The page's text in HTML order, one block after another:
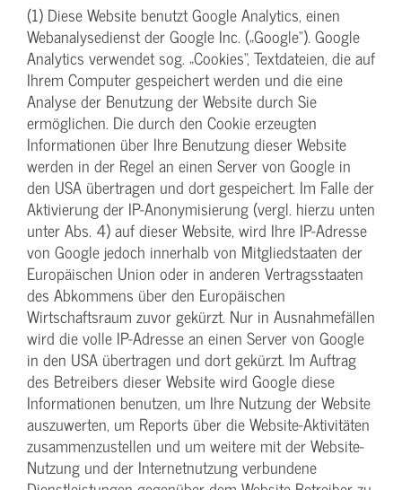
(1) Diese Website benutzt Google Analytics, einen
Webanalysedienst der Google Inc. („Google“). Google
Analytics verwendet sog. „Cookies“, Textdateien, die auf
Ihrem Computer gespeichert werden und die eine
Analyse der Benutzung der Website durch Sie
ermöglichen. Die durch den Cookie erzeugten
Informationen über Ihre Benutzung dieser Website
werden in der Regel an einen Server von Google in
den USA übertragen und dort gespeichert. Im Falle der
Aktivierung der IP-Anonymisierung (vergl. hierzu unten
unter Abs. 4) auf dieser Website, wird Ihre IP-Adresse
von Google jedoch innerhalb von Mitgliedstaaten der
Europäischen Union oder in anderen Vertragsstaaten
des Abkommens über den Europäischen
Wirtschaftsraum zuvor gekürzt. Nur in Ausnahmefällen
wird die volle IP-Adresse an einen Server von Google
in den USA übertragen und dort gekürzt. Im Auftrag
des Betreibers dieser Website wird Google diese
Informationen benutzen, um Ihre Nutzung der Website
auszuwerten, um Reports über die Website-Aktivitäten
zusammenzustellen und um weitere mit der Website-
Nutzung und der Internetnutzung verbundene